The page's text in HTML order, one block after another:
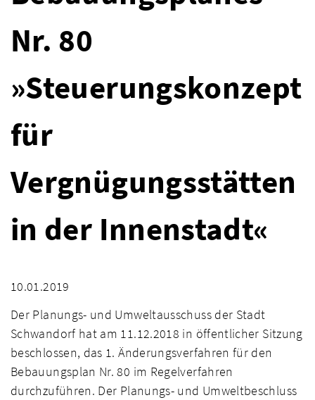
Nr. 80
»Steuerungskonzept
für
Vergnügungsstätten
in der Innenstadt«
10.01.2019
Der Planungs- und Umweltausschuss der Stadt
Schwandorf hat am 11.12.2018 in öffentlicher Sitzung
beschlossen, das 1. Änderungsverfahren für den
Bebauungsplan Nr. 80 im Regelverfahren
durchzuführen. Der Planungs- und Umweltbeschluss